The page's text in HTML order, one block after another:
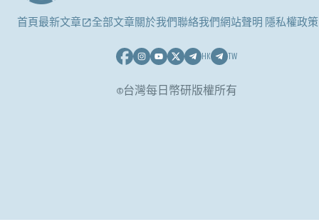
首頁最新文章 全部文章關於我們聯絡我們網站聲明 隱私權政策
HK TW
©台灣每日幣研版權所有